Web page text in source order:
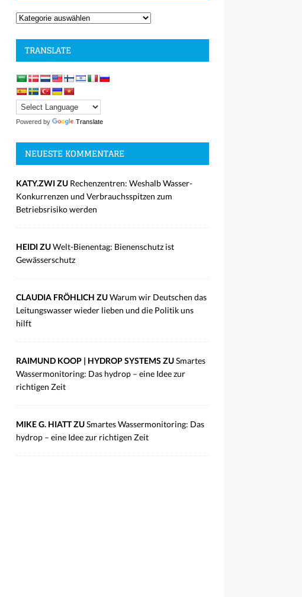
TRANSLATE
Powered by Translate
NEUESTE KOMMENTARE
KATY.ZWI ZU Rechenzentren: Weshalb Wasser-
Konkurrenzen und Verbrauchsspitzen zum
Betriebsrisiko werden
HEIDI ZUWelt-Bienentag: Bienenschutz ist
Gewässerschutz
CLAUDIA FRÖHLICH ZUWarum wir Deutschen das
Leitungswasser wieder lieben und die Politik uns
hilft
RAIMUND KOOP | HYDROP SYSTEMS ZUSmartes
Wassermonitoring: Das hydrop – eine Idee zur
richtigen Zeit
MIKE G. HIATT ZUSmartes Wassermonitoring: Das
hydrop – eine Idee zur richtigen Zeit